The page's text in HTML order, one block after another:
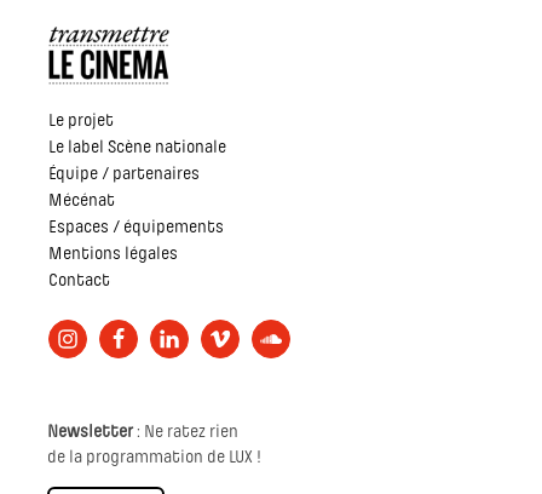
Le projet
Le label Scène nationale
Équipe / partenaires
Mécénat
Espaces / équipements
Mentions légales
Contact
Newsletter: Ne ratez rien
de la programmation de LUX !